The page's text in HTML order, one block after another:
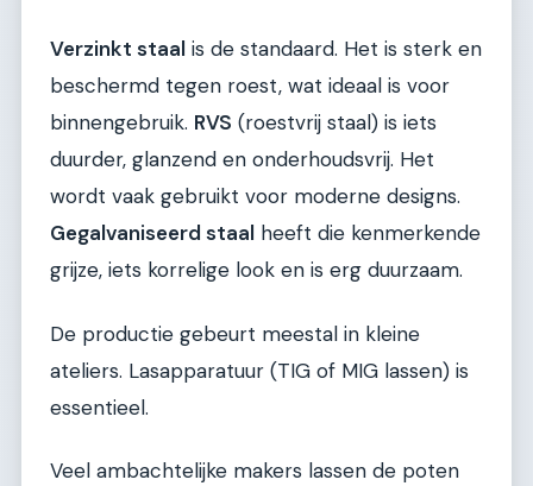
Verzinkt staal is de standaard. Het is sterk en
beschermd tegen roest, wat ideaal is voor
binnengebruik. RVS (roestvrij staal) is iets
duurder, glanzend en onderhoudsvrij. Het
wordt vaak gebruikt voor moderne designs.
Gegalvaniseerd staal heeft die kenmerkende
grijze, iets korrelige look en is erg duurzaam.
De productie gebeurt meestal in kleine
ateliers. Lasapparatuur (TIG of MIG lassen) is
essentieel.
Veel ambachtelijke makers lassen de poten